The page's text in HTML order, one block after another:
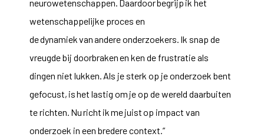
neurowetenschappen. Daardoor begrijp ik het
wetenschappelijke proces en
de dynamiek van andere onderzoekers. Ik snap de
vreugde bij doorbraken en ken de frustratie als
dingen niet lukken. Als je sterk op je onderzoek bent
gefocust, is het lastig om je op de wereld daarbuiten
te richten. Nu richt ik me juist op impact van
onderzoek in een bredere context.”